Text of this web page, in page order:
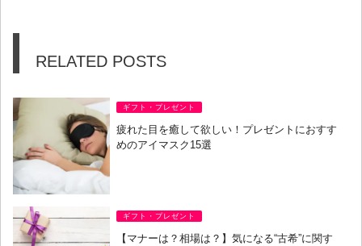
RELATED POSTS
ギフト・プレゼント
疲れた目を癒して欲しい！プレゼントにおすす
めのアイマスク15選
ギフト・プレゼント
【マナーは？相場は？】気になる“古希”に関す